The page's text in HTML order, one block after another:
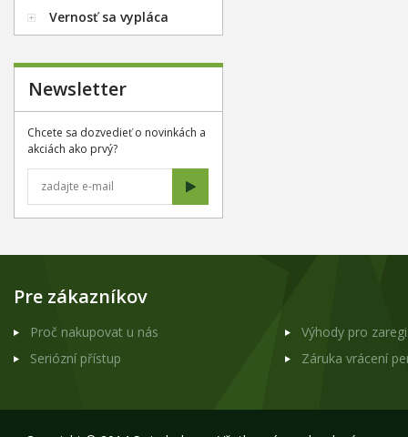
Vernosť sa vypláca
Newsletter
Chcete sa dozvedieť o novinkách a
akciách ako prvý?
Pre zákazníkov
Proč nakupovat u nás
Výhody pro
Seriózní přístup
Záruka vrácení